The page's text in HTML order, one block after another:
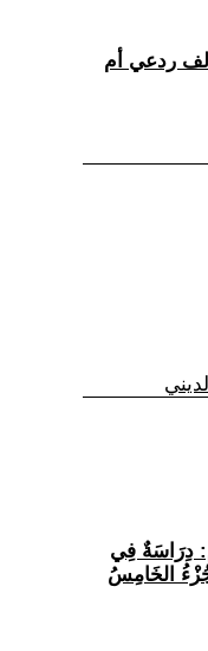
ردعي أم
دِرَاسَةٌ فِي
الخَامِسُ